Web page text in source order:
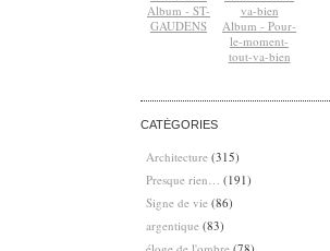
Album - ST-
GAUDENS
Album - Pour-
le-moment-
tout-va-bien
CATÉGORIES
Architecture (315)
Presque rien…
(191)
Signe de vie (86)
argentique (83)